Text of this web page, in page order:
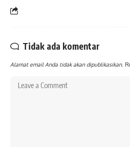
Tidak ada komentar
Alamat email Anda tidak akan dipublikasikan.